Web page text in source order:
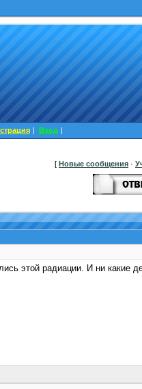
| Вход |
[ Новые сообщения ·
этой радиации. И ни какие